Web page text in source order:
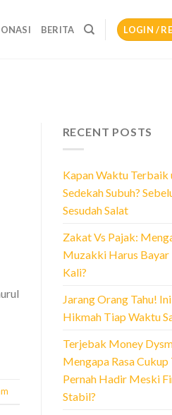
BERITA LOGIN /
RECENT POSTS
Kapan Waktu Terbaik
Sedekah Subuh?
Sesudah Salat
Zakat Vs Pajak:
Muzakki Harus Bayar
Kali?
Jarang Orang Tahu!
Hikmah Tiap Waktu
Terjebak Money
Mengapa Rasa Cukup
Pernah Hadir Meski
Stabil?